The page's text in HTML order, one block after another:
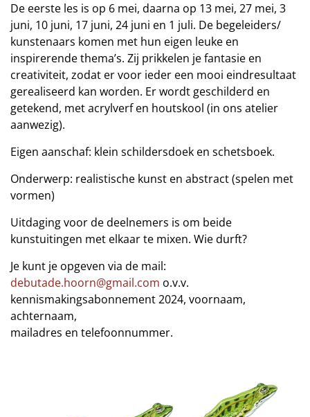
De eerste les is op 6 mei, daarna op 13 mei, 27 mei, 3
juni, 10 juni, 17 juni, 24 juni en 1 juli. De begeleiders/
kunstenaars komen met hun eigen leuke en
inspirerende thema’s. Zij prikkelen je fantasie en
creativiteit, zodat er voor ieder een mooi eindresultaat
gerealiseerd kan worden. Er wordt geschilderd en
getekend, met acrylverf en houtskool (in ons atelier
aanwezig).
Eigen aanschaf: klein schildersdoek en schetsboek.
Onderwerp: realistische kunst en abstract (spelen met
vormen)
Uitdaging voor de deelnemers is om beide
kunstuitingen met elkaar te mixen. Wie durft?
Je kunt je opgeven via de mail:
debutade.hoorn@gmail.com o.v.v.
kennismakingsabonnement 2024, voornaam,
achternaam,
mailadres en telefoonnummer.